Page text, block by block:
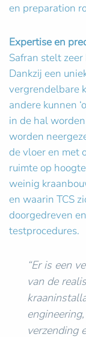
en preparation
Expertise en
Safran stelt
Dankzij een
vergrendelbare
andere kunnen
in de hal
worden
de vloer en met
ruimte op
weinig
en waarin TCS
doorgedreven
testprocedures.
“Er is een
van de
verzending